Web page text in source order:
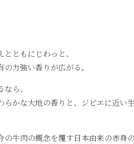
ともにじわっと、
力強い香りが広がる。
ら、
らかな大地の香りと、ジビエに近い
の牛肉の概念を覆す日本由来の赤身